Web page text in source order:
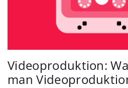
Videoproduktion:
man